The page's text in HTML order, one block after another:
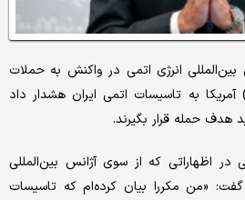
بین‌المللی انرژی اتمی در واکنش به حملات
آمریکا به تاسیسات اتمی ایران هشدار داد
هدف حمله قرار بگیرند.
در اظهاراتی که از سوی آژانس بین‌المللی
گفت: «من مکررا بیان کرده‌ام که تاسیسات